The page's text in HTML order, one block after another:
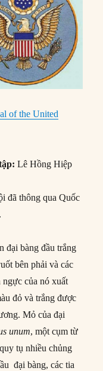
of the United
Lê Hồng Hiệp
đã thông qua Quốc
đại bàng đầu trắng
bên phải và các
ngực của nó xuất
đỏ và trắng được
Mỏ của đại
unum, một cụm từ
tụ nhiều chủng
đại bàng, các tia